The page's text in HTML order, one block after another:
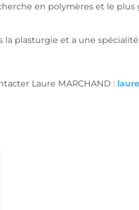
en polymères et le plus
plasturgie et a une
Laure MARCHAND :